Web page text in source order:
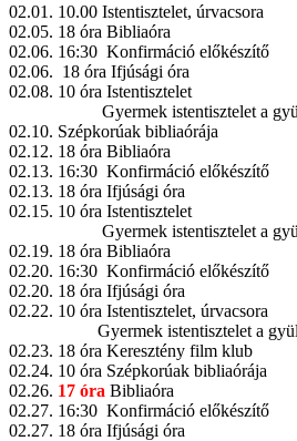
02.01. 10.00 Istentisztelet, úrvacsora
02.05. 18 óra Bibliaóra
02.06. 16:30 Konfirmáció előkészítő
02.06. 18 óra Ifjúsági óra
02.08. 10 óra Istentisztelet
Gyermek istentisztelet a
02.10. Szépkorúak bibliaórája
02.12. 18 óra Bibliaóra
02.13. 16:30 Konfirmáció előkészítő
02.13. 18 óra Ifjúsági óra
02.15. 10 óra Istentisztelet
Gyermek istentisztelet a
02.19. 18 óra Bibliaóra
02.20. 16:30 Konfirmáció előkészítő
02.20. 18 óra Ifjúsági óra
02.22. 10 óra Istentisztelet, úrvacsora
Gyermek istentisztelet a
02.23. 18 óra Keresztény film klub
02.24. 10 óra Szépkorúak bibliaórája
02.26. 17 óra Bibliaóra
02.27. 16:30 Konfirmáció előkészítő
02.27. 18 óra Ifjúsági óra